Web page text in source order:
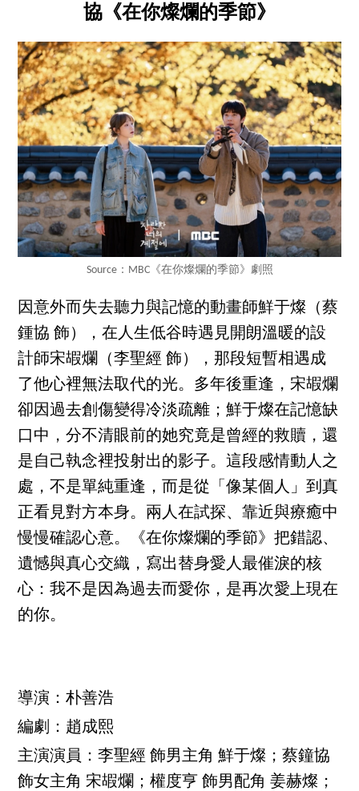
協《在你燦爛的季節》
Source：MBC《在你燦爛的季節》劇照
因意外而失去聽力與記憶的動畫師鮮于燦（蔡
鍾協 飾），在人生低谷時遇見開朗溫暖的設
計師宋嘏爛（李聖經 飾），那段短暫相遇成
了他心裡無法取代的光。多年後重逢，宋嘏爛
卻因過去創傷變得冷淡疏離；鮮于燦在記憶缺
口中，分不清眼前的她究竟是曾經的救贖，還
是自己執念裡投射出的影子。這段感情動人之
處，不是單純重逢，而是從「像某個人」到真
正看見對方本身。兩人在試探、靠近與療癒中
慢慢確認心意。《在你燦爛的季節》把錯認、
遺憾與真心交織，寫出替身愛人最催淚的核
心：我不是因為過去而愛你，是再次愛上現在
的你。
導演：朴善浩
編劇：趙成熙
主演演員：李聖經 飾男主角 鮮于燦；蔡鐘協
飾女主角 宋嘏爛；權度亨 飾男配角 姜赫燦；